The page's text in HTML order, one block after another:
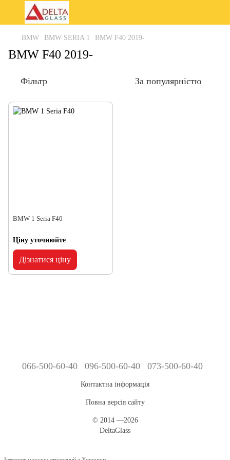
BMW BMW SERIA 1 BMW F40 2019-
BMW F40 2019-
Фільтр За популярністю
BMW 1 Seria F40
Ціну уточнюйте
Дізнатися ціну
066-500-60-40 096-500-60-40 073-500-60-40
Контактна інформація
Повна версія сайту
© 2014—2026
DeltaGlass